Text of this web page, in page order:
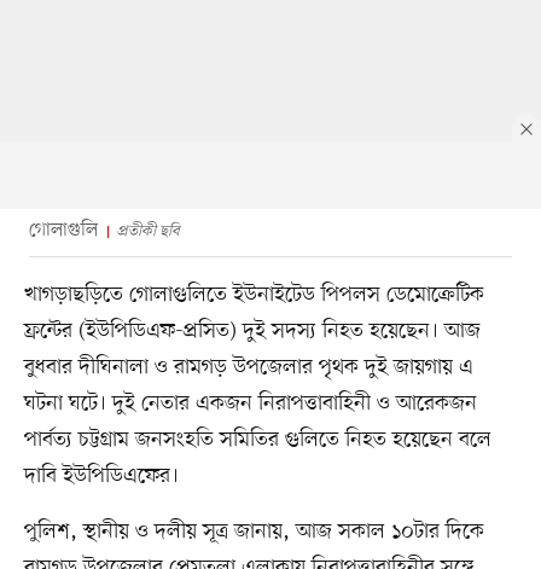
গোলাগুলি প্রতীকী ছবি
খাগড়াছড়িতে গোলাগুলিতে ইউনাইটেড পিপলস ডেমোক্রেটিক
ফ্রন্টের (ইউপিডিএফ-প্রসিত) দুই সদস্য নিহত হয়েছেন। আজ
বুধবার দীঘিনালা ও রামগড় উপজেলার পৃথক দুই জায়গায় এ
ঘটনা ঘটে। দুই নেতার একজন নিরাপত্তাবাহিনী ও আরেকজন
পার্বত্য চট্টগ্রাম জনসংহতি সমিতির গুলিতে নিহত হয়েছেন বলে
দাবি ইউপিডিএফের।
পুলিশ, স্থানীয় ও দলীয় সূত্র জানায়, আজ সকাল ১০টার দিকে